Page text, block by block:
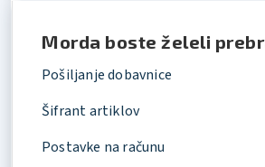
Morda boste želeli
Pošiljanje dobavnice
Šifrant artiklov
Postavke na računu